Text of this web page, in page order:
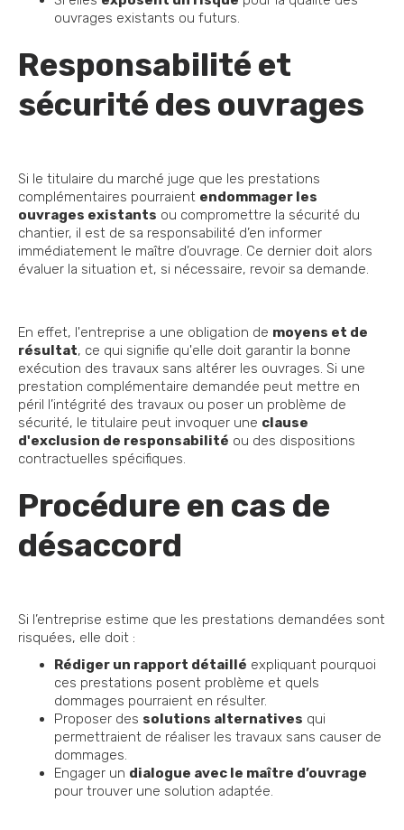
ouvrages existants ou futurs.
Responsabilité et
sécurité des ouvrages
Si le titulaire du marché juge que les prestations
complémentaires pourraient endommager les
ouvrages existants ou compromettre la sécurité du
chantier, il est de sa responsabilité d’en informer
immédiatement le maître d’ouvrage. Ce dernier doit alors
évaluer la situation et, si nécessaire, revoir sa demande.
En effet, l'entreprise a une obligation de moyens et de
résultat, ce qui signifie qu'elle doit garantir la bonne
exécution des travaux sans altérer les ouvrages. Si une
prestation complémentaire demandée peut mettre en
péril l’intégrité des travaux ou poser un problème de
sécurité, le titulaire peut invoquer une clause
d'exclusion de responsabilité ou des dispositions
contractuelles spécifiques.
Procédure en cas de
désaccord
Si l’entreprise estime que les prestations demandées sont
risquées, elle doit :
Rédiger un rapport détaillé expliquant pourquoi
ces prestations posent problème et quels
dommages pourraient en résulter.
Proposer des solutions alternatives qui
permettraient de réaliser les travaux sans causer de
dommages.
Engager un dialogue avec le maître d’ouvrage
pour trouver une solution adaptée.